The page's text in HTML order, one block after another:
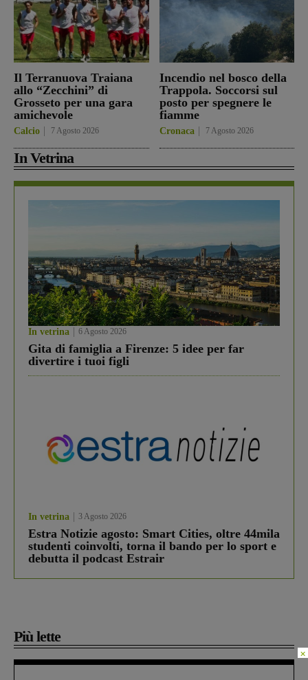
Il Terranuova Traiana
allo “Zecchini” di
Grosseto per una gara
amichevole
Calcio 7 Agosto 2026
Incendio nel bosco della
Trappola. Soccorsi sul
posto per spegnere le
fiamme
Cronaca 7 Agosto 2026
In Vetrina
In vetrina 6 Agosto 2026
Gita di famiglia a Firenze: 5 idee per far
divertire i tuoi figli
In vetrina 3 Agosto 2026
Estra Notizie agosto: Smart Cities, oltre 44mila
studenti coinvolti, torna il bando per lo sport e
debutta il podcast Estrair
Più lette
×